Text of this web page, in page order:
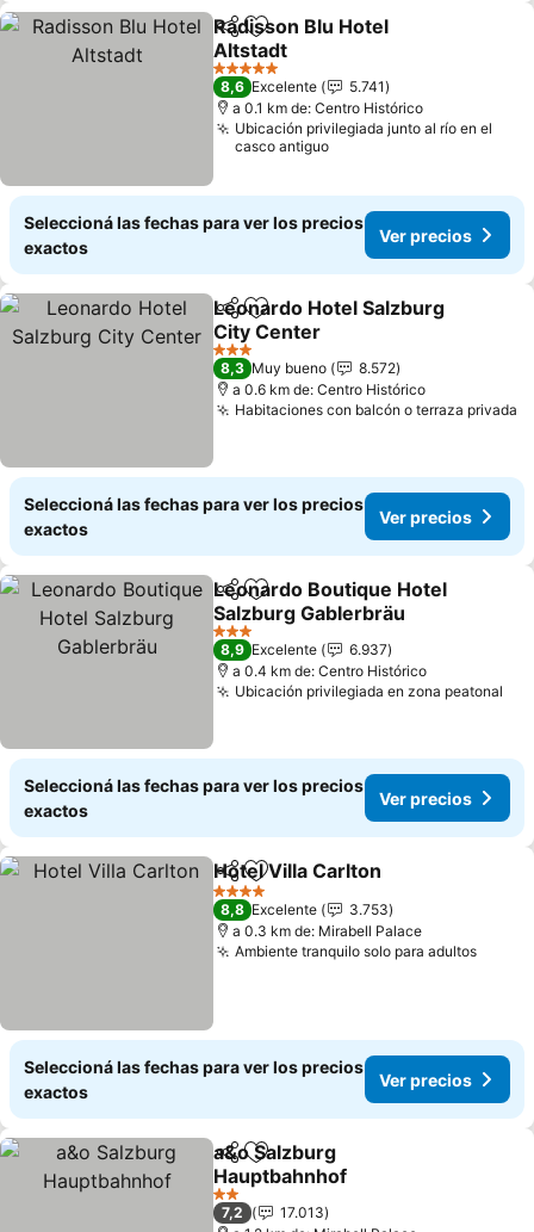
CompartirAñadir a favoritos
Radisson Blu Hotel
Altstadt
5 Estrellas
8,6 Excelente
5.741
a 0.1 km de: Centro Histórico
Ubicación privilegiada junto al río en el
casco antiguo
Seleccioná las fechas para ver los precios
exactos
Ver precios
CompartirAñadir a favoritos
Leonardo Hotel Salzburg
City Center
3 Estrellas
8,3 Muy bueno
8.572
a 0.6 km de: Centro Histórico
Habitaciones con balcón o terraza privada
Seleccioná las fechas para ver los precios
exactos
Ver precios
CompartirAñadir a favoritos
Leonardo Boutique Hotel
Salzburg Gablerbräu
3 Estrellas
8,9 Excelente
6.937
a 0.4 km de: Centro Histórico
Ubicación privilegiada en zona peatonal
Seleccioná las fechas para ver los precios
exactos
Ver precios
CompartirAñadir a favoritos
Hotel Villa Carlton
4 Estrellas
8,8 Excelente
3.753
a 0.3 km de: Mirabell Palace
Ambiente tranquilo solo para adultos
Seleccioná las fechas para ver los precios
exactos
Ver precios
CompartirAñadir a favoritos
a&o Salzburg
Hauptbahnhof
2 Estrellas
7,2
17.013